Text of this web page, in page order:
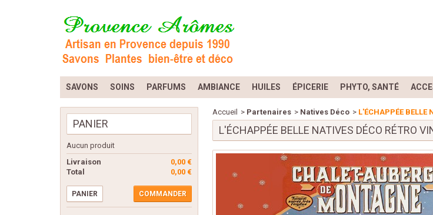
SAVONS SOINS PARFUMS AMBIANCE HUILES ÉPICERIE PHYTO, SANTÉ
PANIER
Aucun produit
0,00 €
Livraison
0,00 €
Total
PANIER COMMANDER
Accueil > Partenaires > Natives Déco > L'ÉCHAPPÉE
L'ÉCHAPPÉE BELLE NATIVES DÉCO RÉTRO